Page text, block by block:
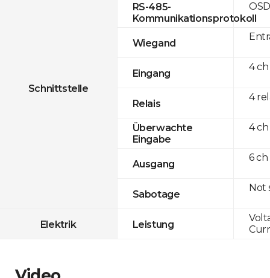
Schnittstelle
RS-485-
Kommunikationsprotokoll
Wiegand
Eingang
Relais
Überwachte
Eingabe
Ausgang
Sabotage
Elektrik Leistung
4 ch
4
4 ch
6 ch
Not